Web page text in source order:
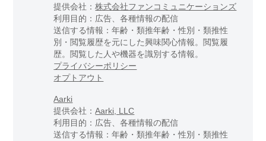
提供会社：株式会社ファンコミュニケーションズ
利用目的：広告、各種情報の配信
送信する情報：年齢・類推年齢・性別・類推性
別・閲覧履歴を元にした興味関心情報。閲覧履
歴。閲覧した人や機器を識別する情報。
プライバシーポリシー
オプトアウト
Aarki
提供会社：Aarki, LLC
利用目的：広告、各種情報の配信
送信する情報：年齢・類推年齢・性別・類推性